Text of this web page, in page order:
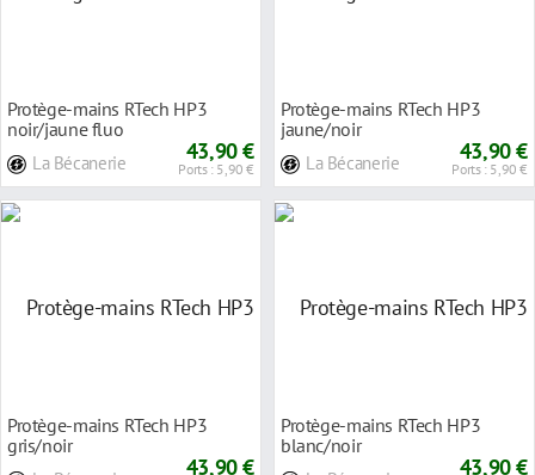
Protège-mains RTech HP3
noir/jaune fluo
La Bécanerie 43,90 €
Ports : 5,90 €
Protège-mains RTech HP3
jaune/noir
La Bécanerie 43,90 €
Ports : 5,90 €
Protège-mains RTech HP3
gris/noir
43,90 €
Protège-mains RTech HP3
blanc/noir
43,90 €